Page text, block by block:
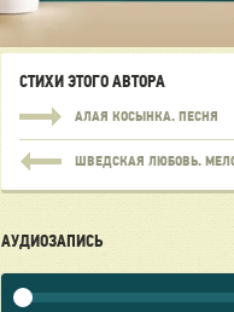
СТИХИ ЭТОГО АВТОРА
АЛАЯ КОСЫНКА. ПЕСНЯ
АУДИОЗАПИСЬ